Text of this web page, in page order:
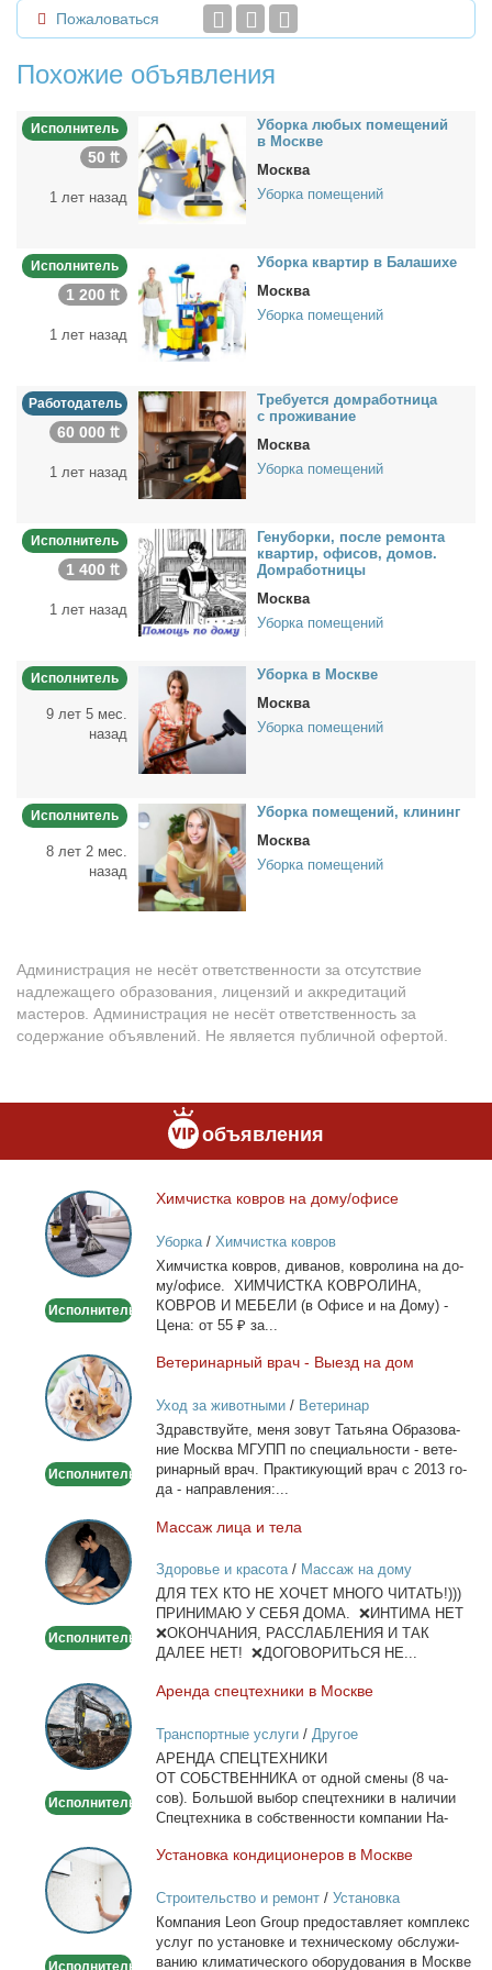
Пожаловаться
Похожие объявления
Исполнитель
50 ₶
1 лет назад
Убор­ка лю­бых по­ме­ще­ний
в Москве
Москва
Уборка помещений
Исполнитель
1 200 ₶
1 лет назад
Убор­ка квар­тир в Ба­ла­ши­хе
Москва
Уборка помещений
Работодатель
60 000 ₶
1 лет назад
Тре­бу­ет­ся дом­ра­бот­ни­ца
с про­жи­ва­ние
Москва
Уборка помещений
Исполнитель
1 400 ₶
1 лет назад
Ге­ну­бор­ки, по­сле ре­мон­та
квар­тир, офи­сов, до­мов.
Дом­ра­бот­ни­цы
Москва
Уборка помещений
Исполнитель
9 лет 5 мес.
назад
Убор­ка в Москве
Москва
Уборка помещений
Исполнитель
8 лет 2 мес.
назад
Убор­ка по­ме­ще­ний, кли­нинг
Москва
Уборка помещений
Администрация не несёт ответственности за отсутствие
надлежащего образования, лицензий и аккредитаций
мастеров. Администрация не несёт ответственность за
содержание объявлений. Не является публичной офертой.
объявления
Химчистка
ковров
на
дому/
Исполнитель
Хим­чист­ка ков­ров на до­му/офи­се
Уборка/ Химчистка ковров
Хим­чист­ка ков­ров, ди­ва­нов, ков­ро­ли­на на до­
му/офи­се. ХИМЧИСТКА КОВРОЛИНА,
КОВРОВ И МЕБЕЛИ (в Офи­се и на До­му) -
Це­на: от 55 ₽ за...
Ветеринарный
врач
-
Выезд
дом
Исполнитель
Ве­те­ри­нар­ный врач - Вы­езд на дом
Уход за животными/ Ветеринар
Здрав­ствуй­те, ме­ня зо­вут Та­тья­на Об­ра­зо­ва­
ние Москва МГУПП по спе­ци­аль­но­сти - ве­те­
ри­нар­ный врач. Прак­ти­ку­ю­щий врач с 2013 го­
да - на­прав­ле­ния:...
Массаж
лица
и
тела
Исполнитель
Мас­саж ли­ца и те­ла
Здоровье и красота/ Массаж на дому
ДЛЯ ТЕХ КТО НЕ ХОЧЕТ МНОГО ЧИТАТЬ!)))
ПРИНИМАЮ У СЕБЯ ДОМА. ❌ИНТИМА НЕТ
❌ОКОНЧАНИЯ, РАССЛАБЛЕНИЯ И ТАК
ДАЛЕЕ НЕТ! ❌ДОГОВОРИТЬСЯ НЕ...
Аренда
спецтехники
в
Москве
Исполнитель
Арен­да спец­тех­ни­ки в Москве
Транспортные услуги/ Другое
АРЕНДА СПЕЦТЕХНИКИ
ОТ СОБСТВЕННИКА от од­ной сме­ны (8 ча­
сов). Боль­шой вы­бор спец­тех­ни­ки в на­ли­чии
Спец­тех­ни­ка в соб­ствен­но­сти ком­па­нии На­
Установка
кондиционеров
в
Москве
Исполнитель
Уста­нов­ка кон­ди­ци­о­не­ров в Москве
Строительство и ремонт/ Установка
кондиционеров
Ком­па­ния Leon Group предо­став­ля­ет ком­плекс
услуг по уста­нов­ке и тех­ни­че­ско­му об­слу­жи­
ва­нию кли­ма­ти­че­ско­го обо­ру­до­ва­ния в Москве